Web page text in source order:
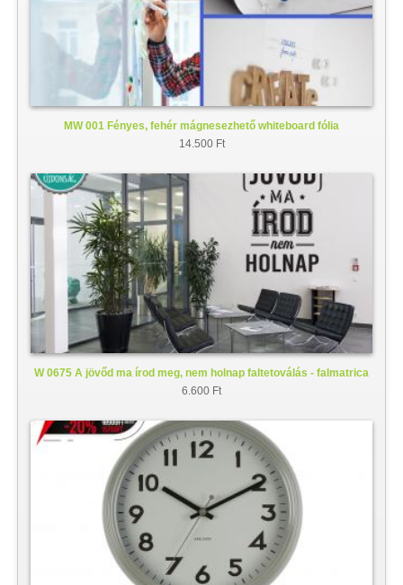
MW 001 Fényes, fehér mágnesezhető whiteboard fólia
14.500 Ft
W 0675 A jövőd ma írod meg, nem holnap faltetoválás - falmatrica
6.600 Ft